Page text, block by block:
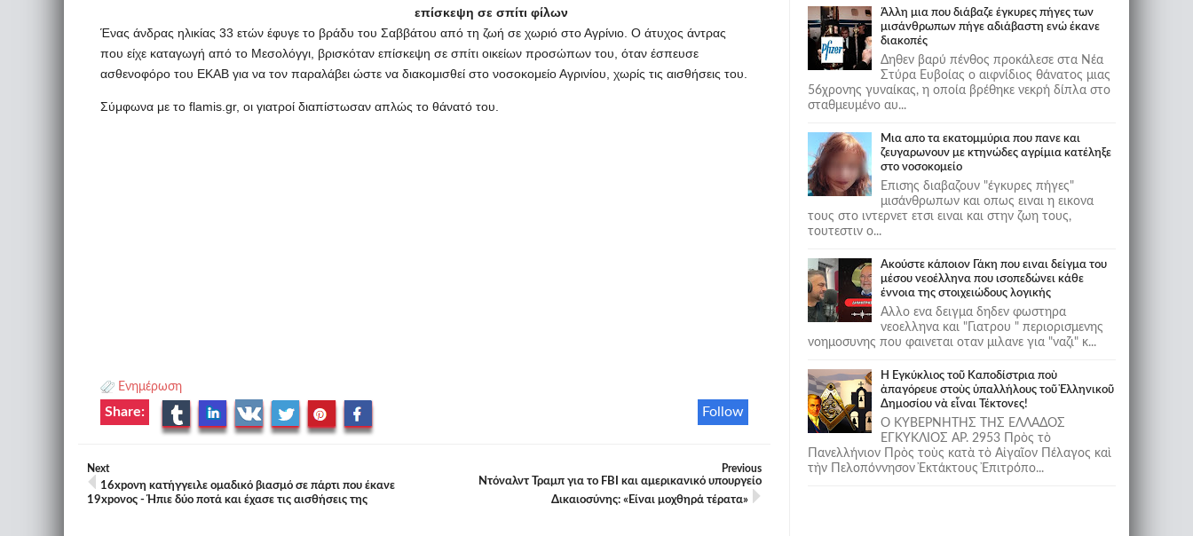
επίσκεψη σε σπίτι φίλων
Ένας άνδρας ηλικίας 33 ετών έφυγε το βράδυ του Σαββάτου από τη ζωή σε χωριό στο Αγρίνιο. Ο άτυχος άντρας
που είχε καταγωγή από το Μεσολόγγι, βρισκόταν επίσκεψη σε σπίτι οικείων προσώπων του, όταν έσπευσε
ασθενοφόρο του ΕΚΑΒ για να τον παραλάβει ώστε να διακομισθεί στο νοσοκομείο Αγρινίου, χωρίς τις αισθήσεις του.
Σύμφωνα με το flamis.gr, οι γιατροί διαπίστωσαν απλώς το θάνατό του.
Ενημέρωση
Follow
Share:
Next
16xpονη κατήγγειλε ομαδικό βιασμό σε πάρτι που έκανε
19xpονος - Ήπιε δύο ποτά και έχασε τις αισθήσεις της
Previous
Ντόναλντ Τραμπ για το FBI και αμερικανικό υπουργείο
Δικαιοσύνης: «Είναι μοχθηρά τέρατα»
Άλλη μια που διάβαζε έγκυρες πήγες των
μισάνθρωπων πήγε αδιάβαστη ενώ έκανε
διακοπές
Δηθεν βαρύ πένθος προκάλεσε στα Νέα
Στύρα Ευβοίας ο αιφνίδιος θάνατος μιας
56χρονης γυναίκας, η οποία βρέθηκε νεκρή δίπλα στο
σταθμευμένο αυ...
Μια απο τα εκατομμύρια που πανε και
ζευγαρωνουν με κτηνώδες αγρίμια κατέληξε
στο νοσοκομείο
Επισης διαβαζουν "έγκυρες πήγες"
μισάνθρωπων και οπως ειναι η εικονα
τους στο ιντερνετ ετσι ειναι και στην ζωη τους,
τουτεστιν ο...
Ακούστε κάποιον Γάκη που ειναι δείγμα του
μέσου νεοέλληνα που ισοπεδώνει κάθε
έννοια της στοιχειώδους λογικής
Αλλο ενα δειγμα δηδεν φωστηρα
νεοελληνα και "Γιατρου " περιορισμενης
νοημοσυνης που φαινεται οταν μιλανε για "ναζι" κ...
Ἡ Ἐγκύκλιος τοῦ Καποδίστρια ποὺ
ἀπαγόρευε στοὺς ὑπαλλήλους τοῦ Ἑλληνικοῦ
Δημοσίου νὰ εἶναι Τέκτονες!
Ο ΚΥΒΕΡΝΗΤΗΣ ΤΗΣ ΕΛΛΑΔΟΣ
ΕΓΚΥΚΛΙΟΣ ΑΡ. 2953 Πρὸς τὸ
Πανελλήνιον Πρὸς τοὺς κατὰ τὸ Αἰγαῖον Πέλαγος καὶ
τὴν Πελοπόννησον Ἐκτάκτους Ἐπιτρόπο...